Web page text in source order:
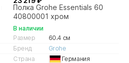
Полка Grohe Essentials 60
40800001 хром
В наличии
Размер
60.4 см
Бренд
Grohe
Страна
Германия